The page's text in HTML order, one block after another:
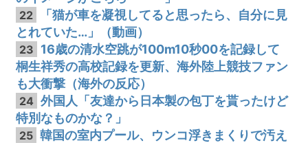
22
「猫が車を凝視してると思ったら、自分に見
とれていた…」（動画）
23 16歳の清水空跳が100m10秒00を記録して
桐生祥秀の高校記録を更新、海外陸上競技ファン
も大衝撃（海外の反応）
24 外国人「友達から日本製の包丁を貰ったけど
特別なものかな？」
25 韓国の室内プール、ウンコ浮きまくりで汚え